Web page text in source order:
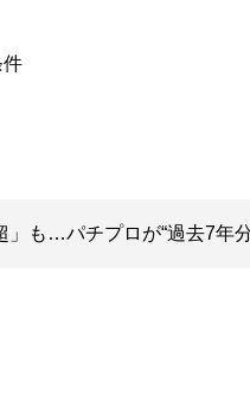
も…パチプロが“過去7年